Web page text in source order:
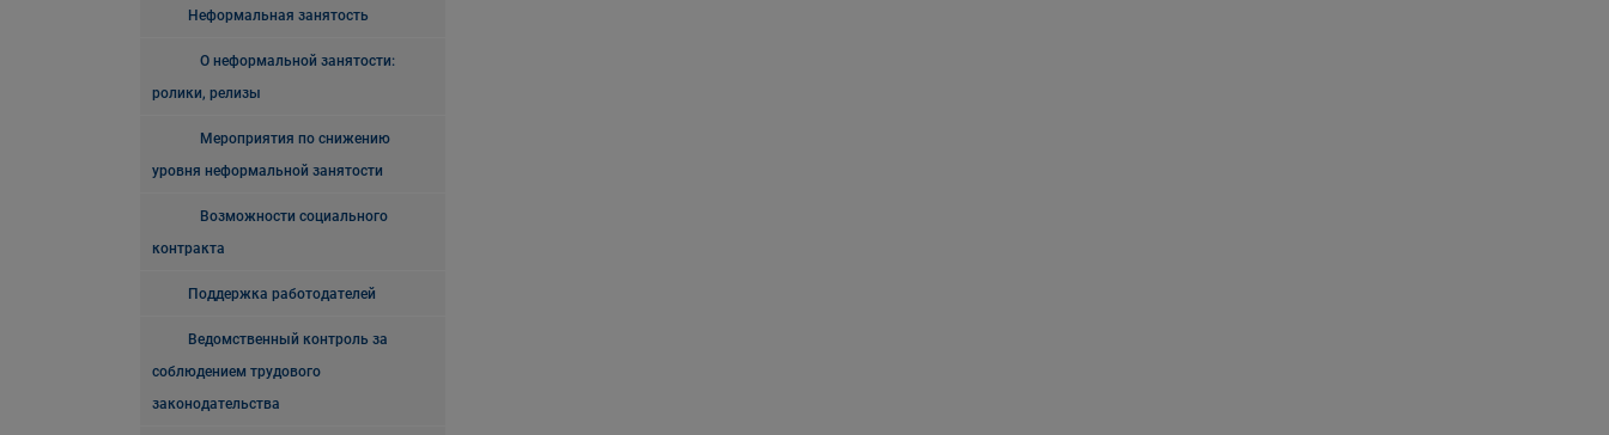
Неформальная занятость
О неформальной занятости:
ролики, релизы
Мероприятия по снижению
уровня неформальной занятости
Возможности социального
контракта
Поддержка работодателей
Ведомственный контроль за
соблюдением трудового
законодательства